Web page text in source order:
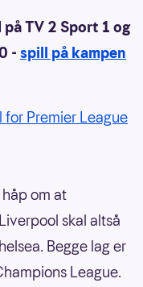
TV 2 Sport 1 og
- spill på kampen
Premier League
om at
skal altså
Begge lag er
League.